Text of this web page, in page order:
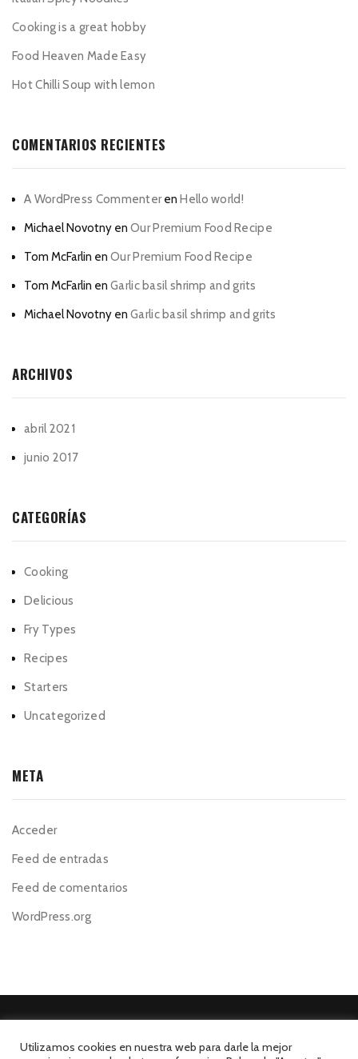
Cooking is a great hobby
Food Heaven Made Easy
Hot Chilli Soup with lemon
COMENTARIOS RECIENTES
A WordPress CommenterenHello world!
Michael Novotny en Our Premium Food Recipe
Tom McFarlin en Our Premium Food Recipe
Tom McFarlin en Garlic basil shrimp and grits
Michael Novotny en Garlic basil shrimp and grits
ARCHIVOS
abril 2021
junio 2017
CATEGORÍAS
Cooking
Delicious
Fry Types
Recipes
Starters
Uncategorized
META
Acceder
Feed de entradas
Feed de comentarios
WordPress.org
Utilizamos cookies en nuestra web para darle la mejor